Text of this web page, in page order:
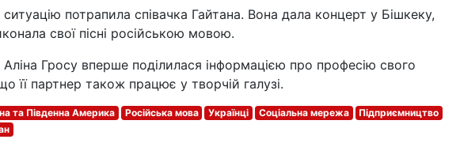
потрапила співачка Гайтана. Вона дала концерт у Бішкеку,
свої пісні російською мовою.
Гросу вперше поділилася інформацією про професію свого
її партнер також працює у творчій галузі.
та Південна Америка Російська мова Українці Соціальна мережа
Підприємництво